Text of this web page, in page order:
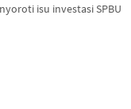
isu investasi SPBU